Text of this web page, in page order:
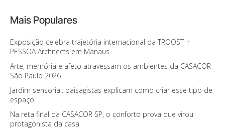
Mais Populares
Exposição celebra trajetória internacional da TROOST +
PESSOA Architects em Manaus
Arte, memória e afeto atravessam os ambientes da CASACOR
São Paulo 2026
Jardim sensorial: paisagistas explicam como criar esse tipo de
espaço
Na reta final da CASACOR SP, o conforto prova que virou
protagonista da casa